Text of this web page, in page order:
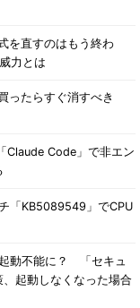
を直すのはもう終わ
力とは
たらすぐ消すべき
Code」で非エン
「KB5089549」でCPU
動不能に？ 「セキュ
起動しなくなった場合